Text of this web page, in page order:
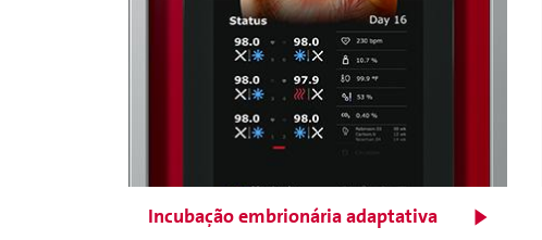
Incubação embrionária adaptativa